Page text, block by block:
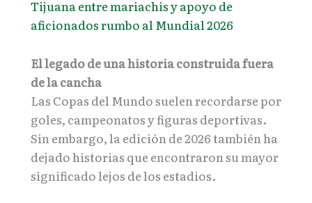
Tijuana entre mariachis y apoyo de
aficionados rumbo al Mundial 2026
El legado de una historia construida fuera
de la cancha
Las Copas del Mundo suelen recordarse por
goles, campeonatos y figuras deportivas.
Sin embargo, la edición de 2026 también ha
dejado historias que encontraron su mayor
significado lejos de los estadios.